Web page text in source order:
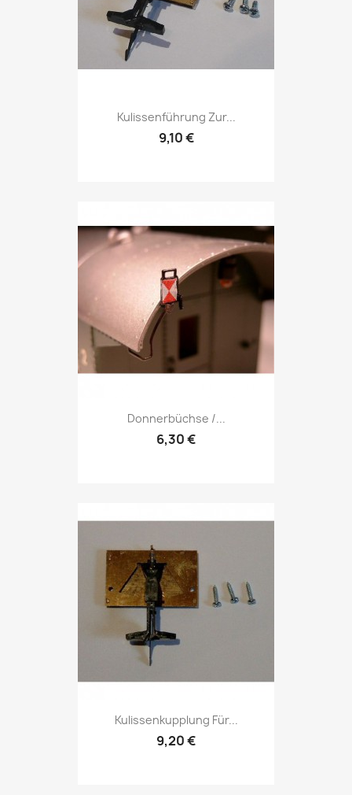
Kulissenführung Zur...
9,10 €
Donnerbüchse /...
6,30 €
Kulissenkupplung Für...
9,20 €